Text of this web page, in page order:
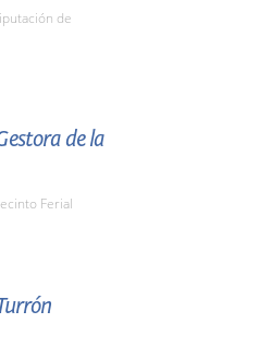
de
de la
Ferial